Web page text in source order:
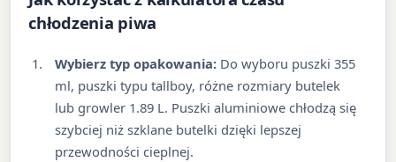
chłodzenia piwa
Wybierz typ opakowania: Do wyboru puszki 355
ml, puszki typu tallboy, różne rozmiary butelek
lub growler 1.89 L. Puszki aluminiowe chłodzą się
szybciej niż szklane butelki dzięki lepszej
przewodności cieplnej.